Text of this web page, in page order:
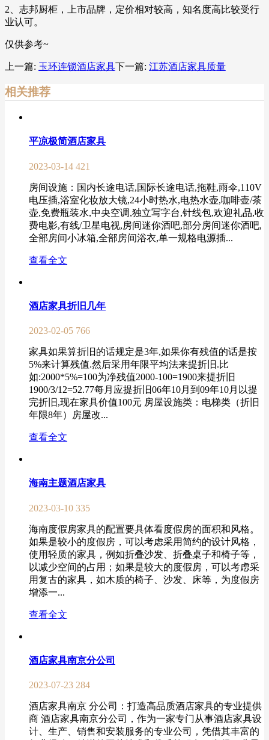
2、志邦厨柜，上市品牌，定价相对较高，知名度高比较受行
业认可。
仅供参考~
上一篇: 玉环连锁酒店家具下一篇: 江苏酒店家具质量
相关推荐
平凉极简酒店家具
2023-03-14 421
房间设施：国内长途电话,国际长途电话,拖鞋,雨伞,110V
电压插,浴室化妆放大镜,24小时热水,电热水壶,咖啡壶/茶
壶,免费瓶装水,中央空调,独立写字台,针线包,欢迎礼品,收
费电影,有线/卫星电视,房间迷你酒吧,部分房间迷你酒吧,
全部房间小冰箱,全部房间浴衣,单一规格电源插...
查看全文
酒店家具折旧几年
2023-02-05 766
家具如果算折旧的话规定是3年,如果你有残值的话是按
5%来计算残值.然后采用年限平均法来提折旧.比
如:2000*5%=100为净残值2000-100=1900来提折旧
1900/3/12=52.77每月应提折旧06年10月到09年10月以提
完折旧,现在家具价值100元 房屋设施类：电梯类（折旧
年限8年）房屋改...
查看全文
海南主题酒店家具
2023-03-10 335
海南度假房家具的配置要具体看度假房的面积和风格。
如果是较小的度假房，可以考虑采用简约的设计风格，
使用轻质的家具，例如折叠沙发、折叠桌子和椅子等，
以减少空间的占用；如果是较大的度假房，可以考虑采
用复古的家具，如木质的椅子、沙发、床等，为度假房
增添一...
查看全文
酒店家具南京分公司
2023-07-23 284
酒店家具南京 分公司：打造高品质酒店家具的专业提供
商 酒店家具南京分公司，作为一家专门从事酒店家具设
计、生产、销售和安装服务的专业公司，凭借其丰富的